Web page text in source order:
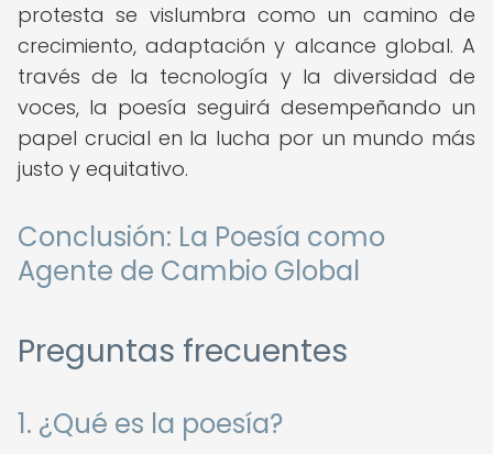
protesta se vislumbra como un camino de
crecimiento, adaptación y alcance global. A
través de la tecnología y la diversidad de
voces, la poesía seguirá desempeñando un
papel crucial en la lucha por un mundo más
justo y equitativo.
Conclusión: La Poesía como
Agente de Cambio Global
Preguntas frecuentes
1. ¿Qué es la poesía?